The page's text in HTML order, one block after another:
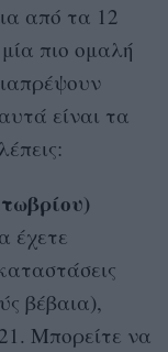
από τα 12
πιο ομαλή
είναι τα
έχετε
βέβαια),
Μπορείτε να